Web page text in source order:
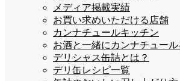
メディア掲載実績
お買い求めいただける店舗
カンナチュールキッチン
お酒と一緒にカンナチュー
デリシャス缶詰とは？
デリ缶レシピ一覧